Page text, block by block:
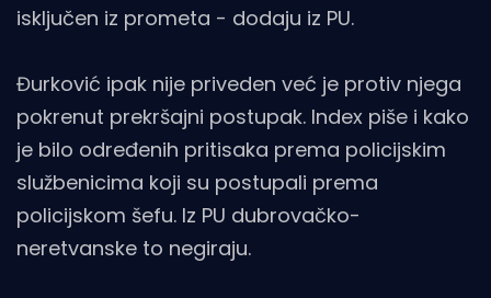
isključen iz prometa - dodaju iz PU.
Đurković ipak nije priveden već je protiv njega
pokrenut prekršajni postupak. Index piše i kako
je bilo određenih pritisaka prema policijskim
službenicima koji su postupali prema
policijskom šefu. Iz PU dubrovačko-
neretvanske to negiraju.